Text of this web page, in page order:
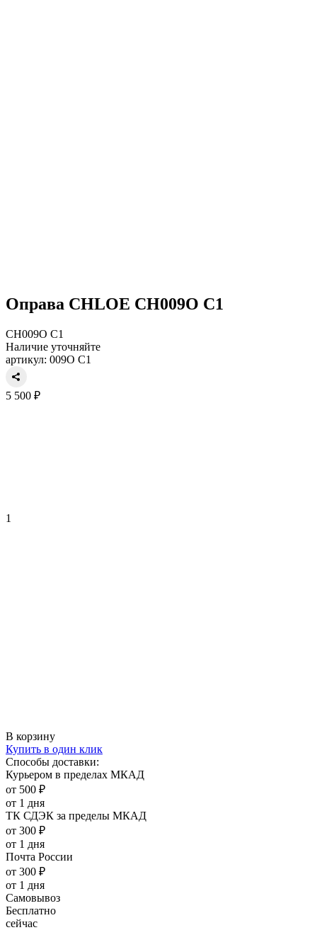
Оправа CHLOE CH009O C1
CH009O C1
Наличие уточняйте
артикул: 009O C1
5 500 ₽
1
В корзину
Купить в один клик
Способы доставки:
Курьером в пределах МКАД
от 500 ₽
от 1 дня
ТК СДЭК за пределы МКАД
от 300 ₽
от 1 дня
Почта России
от 300 ₽
от 1 дня
Самовывоз
Бесплатно
сейчас